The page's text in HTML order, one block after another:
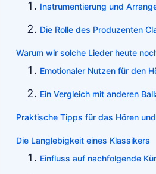
Instrumentierung und
Die Rolle des Produzenten
Warum wir solche Lieder heute
Emotionaler Nutzen für den
Ein Vergleich mit anderen
Praktische Tipps für das Hören
Die Langlebigkeit eines Klassikers
Einfluss auf nachfolgende